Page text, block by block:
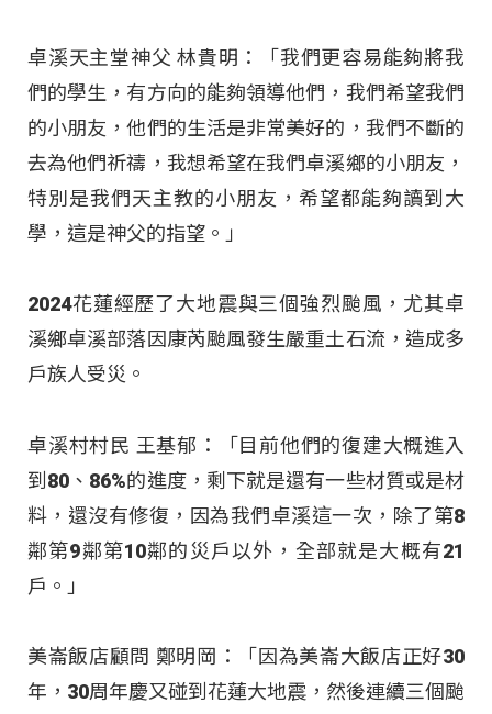
卓溪天主堂神父 林貴明：「我們更容易能夠將我
們的學生，有方向的能夠領導他們，我們希望我們
的小朋友，他們的生活是非常美好的，我們不斷的
去為他們祈禱，我想希望在我們卓溪鄉的小朋友，
特別是我們天主教的小朋友，希望都能夠讀到大
學，這是神父的指望。」
2024花蓮經歷了大地震與三個強烈颱風，尤其卓
溪鄉卓溪部落因康芮颱風發生嚴重土石流，造成多
戶族人受災。
卓溪村村民 王基郁：「目前他們的復建大概進入
到80、86%的進度，剩下就是還有一些材質或是材
料，還沒有修復，因為我們卓溪這一次，除了第8
鄰第9鄰第10鄰的災戶以外，全部就是大概有21
戶。」
美崙飯店顧問 鄭明岡：「因為美崙大飯店正好30
年，30周年慶又碰到花蓮大地震，然後連續三個颱